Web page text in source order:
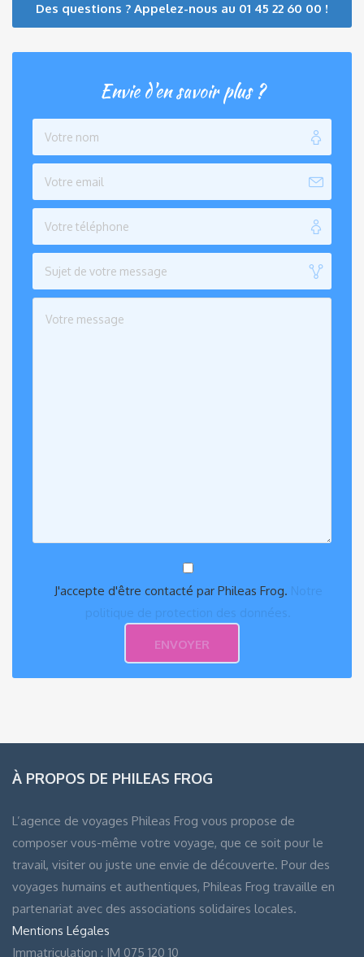
Des questions ? Appelez-nous au 01 45 22 60 00 !
Envie d'en savoir plus ?
J'accepte d'être contacté par Phileas Frog. Notre
politique de protection des données.
À PROPOS DE PHILEAS FROG
L’agence de voyages Phileas Frog vous propose de
composer vous-même votre voyage, que ce soit pour le
travail, visiter ou juste une envie de découverte. Pour des
voyages humains et authentiques, Phileas Frog travaille en
partenariat avec des associations solidaires locales.
Mentions Légales
Immatriculation : IM 075 120 10